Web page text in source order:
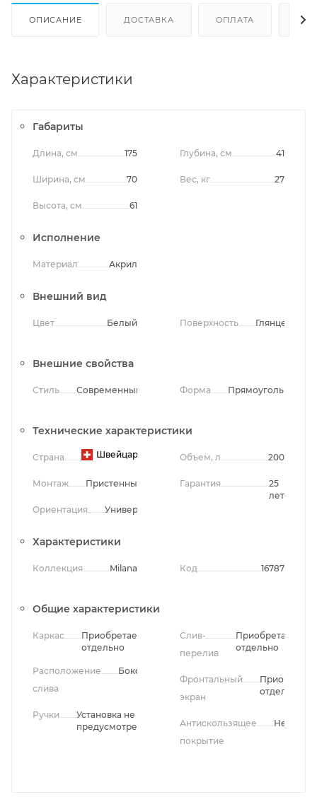
ОПИСАНИЕ ДОСТАВКА ОПЛАТА
Характеристики
Габариты
Длина, см 175
Ширина, см 70
Высота, см 61
Глубина, см 41
Вес, кг 27
Исполнение
Материал Акрил
Внешний вид
Цвет Белый Поверхность Глянцевая
Внешние свойства
Стиль Современный Форма Прямоугольная
Технические характеристики
Страна Швейцария
Монтаж Пристенный
Ориентация Универсальная
Объем, л 200
Гарантия
25
лет
Характеристики
Коллекция Milana Код 16787
Общие характеристики
Каркас
Приобретается
отдельно
Расположение
слива
Боковое
Ручки
Установка не
предусмотрена
Слив-
перелив
Приобретается
отдельно
Фронтальный
экран
отдельно
Антискользящее
покрытие
Нет